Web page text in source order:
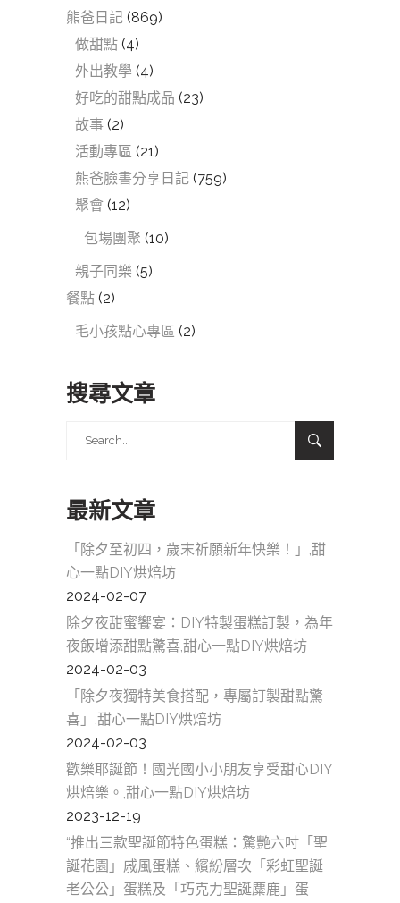
熊爸日記 (869)
做甜點 (4)
外出教學 (4)
好吃的甜點成品 (23)
故事 (2)
活動專區 (21)
熊爸臉書分享日記 (759)
聚會 (12)
包場團聚 (10)
親子同樂 (5)
餐點 (2)
毛小孩點心專區 (2)
搜尋文章
最新文章
「除夕至初四，歲末祈願新年快樂！」,甜
心一點DIY烘焙坊
2024-02-07
除夕夜甜蜜饗宴：DIY特製蛋糕訂製，為年
夜飯增添甜點驚喜,甜心一點DIY烘焙坊
2024-02-03
「除夕夜獨特美食搭配，專屬訂製甜點驚
喜」,甜心一點DIY烘焙坊
2024-02-03
歡樂耶誕節！國光國小小朋友享受甜心DIY
烘焙樂。,甜心一點DIY烘焙坊
2023-12-19
“推出三款聖誕節特色蛋糕：驚艷六吋「聖
誕花園」戚風蛋糕、繽紛層次「彩虹聖誕
老公公」蛋糕及「巧克力聖誕麋鹿」蛋